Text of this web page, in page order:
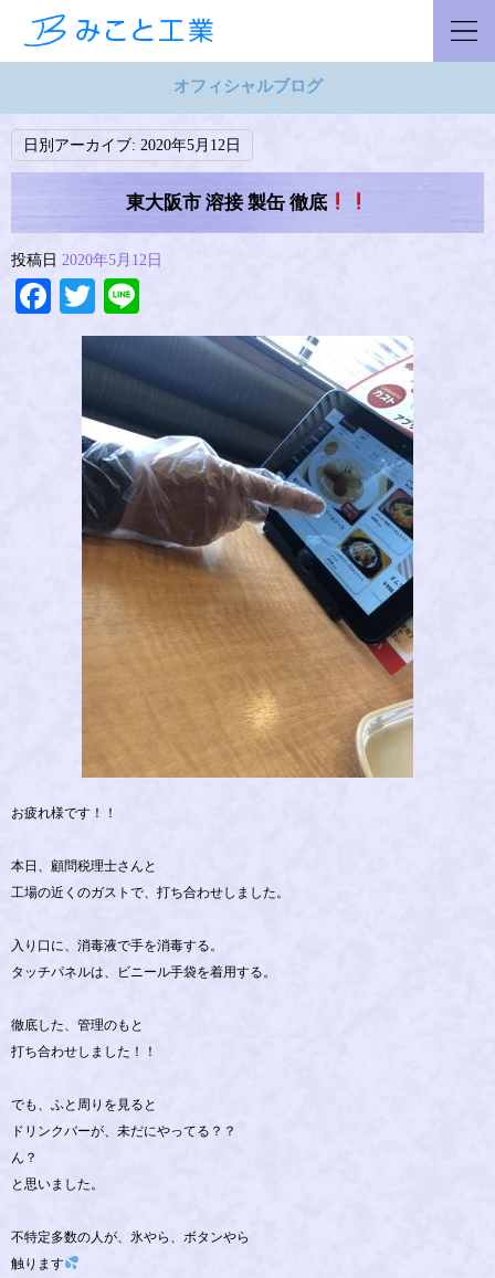
オフィシャルブログ
日別アーカイブ: 2020年5月12日
東大阪市 溶接 製缶 徹底
投稿日 2020年5月12日
Facebook
Twitter
お疲れ様です！！
本日、顧問税理士さんと
工場の近くのガストで、打ち合わせしました。
入り口に、消毒液で手を消毒する。
タッチパネルは、ビニール手袋を着用する。
徹底した、管理のもと
打ち合わせしました！！
でも、ふと周りを見ると
ドリンクバーが、未だにやってる？？
ん？
と思いました。
不特定多数の人が、氷やら、ボタンやら
触ります